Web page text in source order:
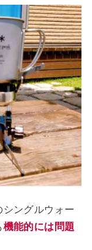
シングルウォー
機能的には問題